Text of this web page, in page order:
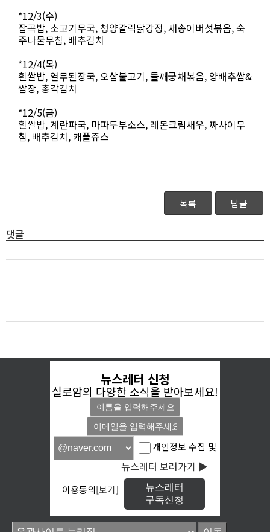
*12/3(수)
잡곡밥, 소고기무국, 청양갈릭닭강정, 새송이버섯볶음, 숙
주나물무침, 배추김치
*12/4(목)
흰쌀밥, 열무된장국, 오삼불고기, 들깨궁채볶음, 양배추쌈&
쌈장, 총각김치
*12/5(금)
흰쌀밥, 계란파국, 마파두부소스, 레몬크림새우, 짜사이무
침, 배추김치, 캐플쥬스
목록 답글
댓글
뉴스레터 신청
실로암의 다양한 소식을 받아보세요!
개인정보 수집 및
이용동의[보기]
뉴스레터 보러가기 ▶
뉴스레터
구독신청